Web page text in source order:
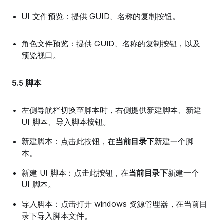
UI 文件预览：提供 GUID、名称的复制按钮。
角色文件预览：提供 GUID、名称的复制按钮，以及
预览视口。
5.5 脚本
左侧导航栏切换至脚本时，右侧提供新建脚本、新建
UI 脚本、导入脚本按钮。
新建脚本：点击此按钮，在当前目录下新建一个脚
本。
新建 UI 脚本：点击此按钮，在当前目录下新建一个
UI 脚本。
导入脚本：点击打开 windows 资源管理器，在当前目
录下导入脚本文件。